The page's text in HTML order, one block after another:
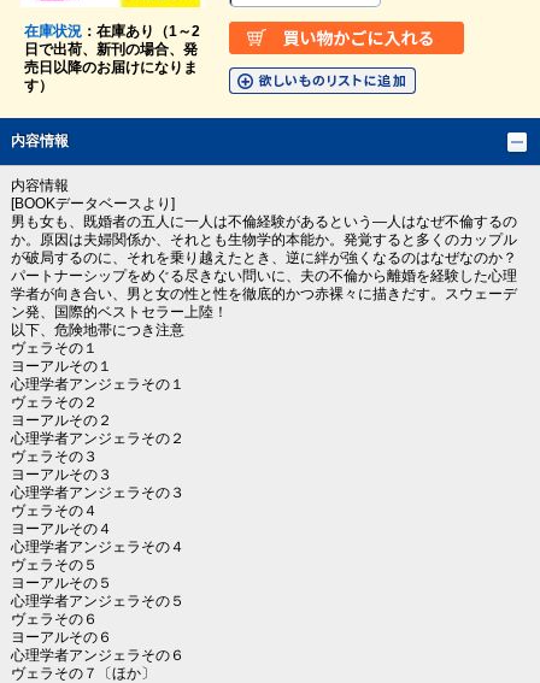
在庫状況：在庫あり（1～2
日で出荷、新刊の場合、発
売日以降のお届けになりま
す）
内容情報
内容情報
[BOOKデータベースより]
男も女も、既婚者の五人に一人は不倫経験があるという―人はなぜ不倫するの
か。原因は夫婦関係か、それとも生物学的本能か。発覚すると多くのカップル
が破局するのに、それを乗り越えたとき、逆に絆が強くなるのはなぜなのか？
パートナーシップをめぐる尽きない問いに、夫の不倫から離婚を経験した心理
学者が向き合い、男と女の性と性を徹底的かつ赤裸々に描きだす。スウェーデ
ン発、国際的ベストセラー上陸！
以下、危険地帯につき注意
ヴェラその１
ヨーアルその１
心理学者アンジェラその１
ヴェラその２
ヨーアルその２
心理学者アンジェラその２
ヴェラその３
ヨーアルその３
心理学者アンジェラその３
ヴェラその４
ヨーアルその４
心理学者アンジェラその４
ヴェラその５
ヨーアルその５
心理学者アンジェラその５
ヴェラその６
ヨーアルその６
心理学者アンジェラその６
ヴェラその７〔ほか〕